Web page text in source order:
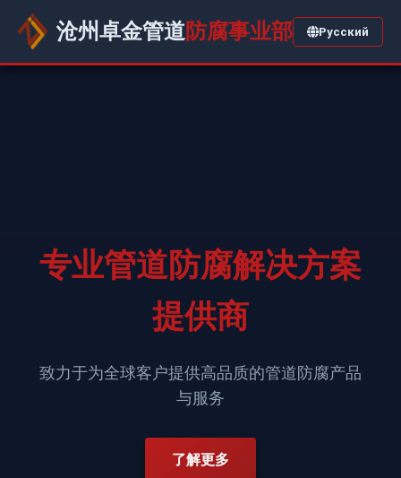
沧州卓金管道防腐事业部 Русский
专业管道防腐解决方案
提供商
致力于为全球客户提供高品质的管道防腐产品
与服务
了解更多